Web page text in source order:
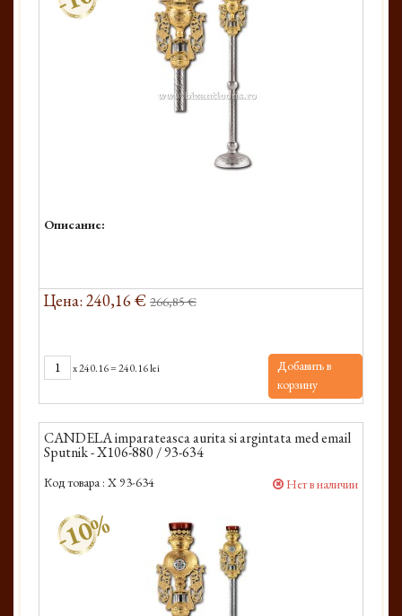
Описание:
Цена: 240,16 € 266,85 €
x240.16=240.16 lei
Добавить в
корзину
CANDELA imparateasca aurita si argintata med email
Sputnik - X106-880 / 93-634
Код товара : X 93-634 Нет в наличии
-10%